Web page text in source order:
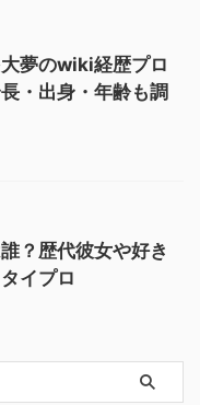
大夢のwiki経歴プロ
・出身・年齢も調
？歴代彼女や好き
イプロ